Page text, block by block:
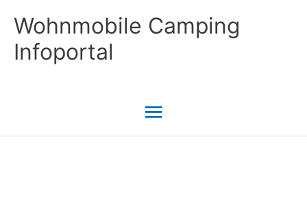
Inhalt
springen
Wohnmobile Camping
Infoportal
Hauptmenü